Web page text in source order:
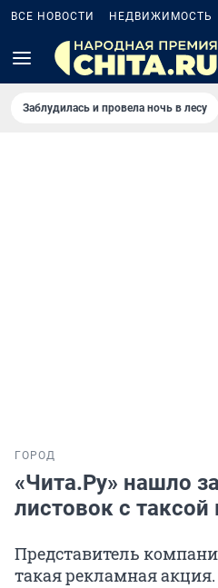
ВСЕ НОВОСТИ НЕДВИЖИМОСТЬ
Заблудилась и провела ночь в лесу
ГОРОД
«Чита.Ру» нашло
листовок с таксой
Представитель
такая рекламная акция.